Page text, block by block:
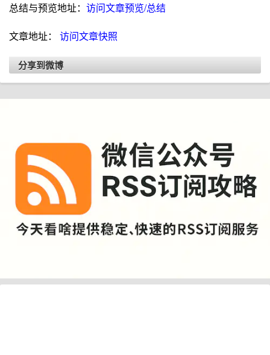
总结与预览地址： 访问文章预览/总结
文章地址： 访问文章快照
分享到微博